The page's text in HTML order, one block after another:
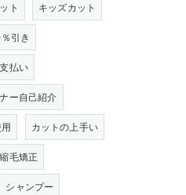
ト キッズカット
引き
払い
ー自己紹介
カットの上手い
縮毛矯正
シャンプー